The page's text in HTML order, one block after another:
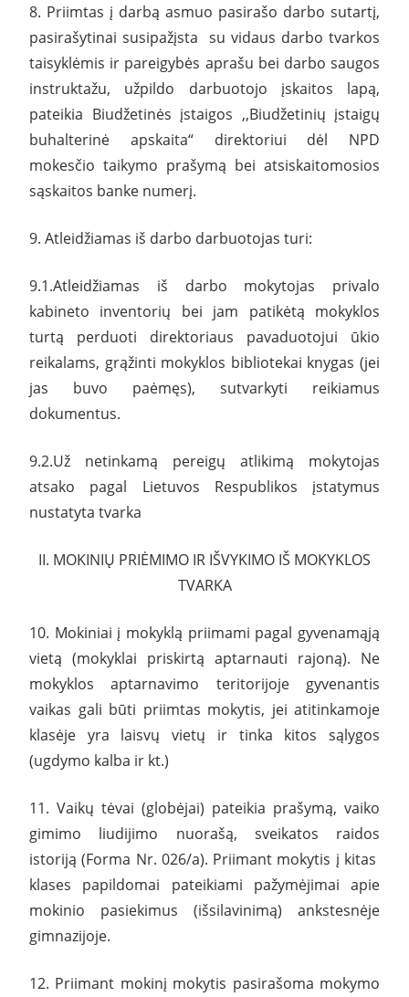
8. Priimtas į darbą asmuo pasirašo darbo sutartį,
pasirašytinai susipažįsta su vidaus darbo tvarkos
taisyklėmis ir pareigybės aprašu bei darbo saugos
instruktažu, užpildo darbuotojo įskaitos lapą,
pateikia Biudžetinės įstaigos ,,Biudžetinių įstaigų
buhalterinė apskaita“ direktoriui dėl NPD
mokesčio taikymo prašymą bei atsiskaitomosios
sąskaitos banke numerį.
9. Atleidžiamas iš darbo darbuotojas turi:
9.1.Atleidžiamas iš darbo mokytojas privalo
kabineto inventorių bei jam patikėtą mokyklos
turtą perduoti direktoriaus pavaduotojui ūkio
reikalams, grąžinti mokyklos bibliotekai knygas (jei
jas buvo paėmęs), sutvarkyti reikiamus
dokumentus.
9.2.Už netinkamą pereigų atlikimą mokytojas
atsako pagal Lietuvos Respublikos įstatymus
nustatyta tvarka
II. MOKINIŲ PRIĖMIMO IR IŠVYKIMO IŠ MOKYKLOS
TVARKA
10. Mokiniai į mokyklą priimami pagal gyvenamąją
vietą (mokyklai priskirtą aptarnauti rajoną). Ne
mokyklos aptarnavimo teritorijoje gyvenantis
vaikas gali būti priimtas mokytis, jei atitinkamoje
klasėje yra laisvų vietų ir tinka kitos sąlygos
(ugdymo kalba ir kt.)
11. Vaikų tėvai (globėjai) pateikia prašymą, vaiko
gimimo liudijimo nuorašą, sveikatos raidos
istoriją (Forma Nr. 026/a). Priimant mokytis į kitas
klases papildomai pateikiami pažymėjimai apie
mokinio pasiekimus (išsilavinimą) ankstesnėje
gimnazijoje.
12. Priimant mokinį mokytis pasirašoma mokymo